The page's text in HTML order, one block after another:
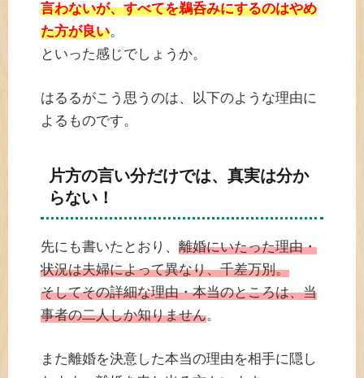
言わないが、すべてを鵜呑みにするのはやめ
た方が良い。
といった感じでしょうか。
はるるがこう思うのは、以下のような理由に
よるものです。
片方の言い分だけでは、真実は分か
らない！
先にも書いたとおり、 離婚にいたった理由・
状況は夫婦によって異なり、千差万別。
そしてその詳細な理由・本当のところは、当
事者の二人しか知りません。
また離婚を決意した本当の理由を相手に隠し